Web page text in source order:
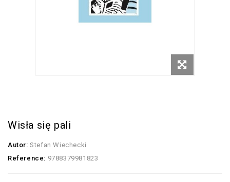
Wisła się pali
Autor: Stefan Wiechecki
Reference: 9788379981823